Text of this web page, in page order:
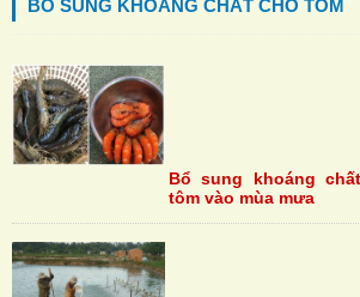
BỔ SUNG KHOÁNG CHẤT CHO TÔM
Bổ sung khoáng
tôm vào mùa mưa